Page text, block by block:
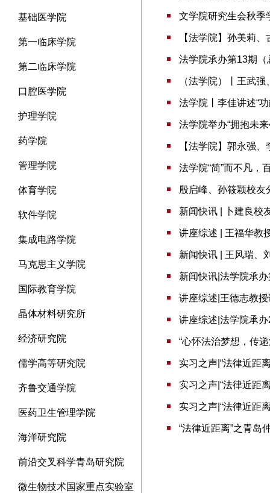
基础医学院
第一临床学院
第二临床学院
口腔医学院
护理学院
药学院
管理学院
体育学院
软件学院
集成电路学院
马克思主义学院
国际教育学院
晶体材料研究所
经济研究院
儒学高等研究院
齐鲁交通学院
医药卫生管理学院
海洋研究院
前沿交叉科学青岛研究院
微生物技术国家重点实验室
文学院研究生会秋季
【法学院】孙美莉
法学院承办第13期
（法学院）丨王武
法学院丨李佳讲述“
法学院举办“拥抱未
【法学院】郭永强
法学院“简”而不凡，
殷启峰、孙筱颖校友
新闻快讯 | 卜建良校
讲座综述 | 王福华教
新闻快讯 | 王风瑞、
新闻快讯|法学院承
讲座综述|王德志教
讲座综述|法学院承
“心怀法治梦想，传
实习之声|“法律近距
实习之声|“法律近距
实习之声|“法律近距
“法律近距离”之青岛